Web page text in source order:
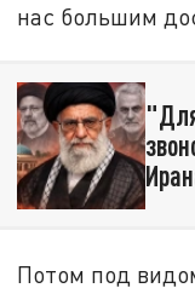
нас большим
Потом под